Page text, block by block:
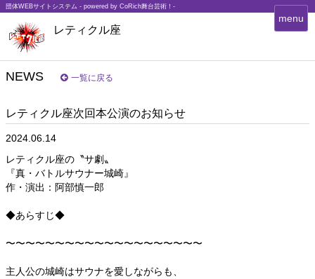
団体WEBサイトシステム - powered by CoRich舞台芸術！-
レティクル座
T
o
g
menu
NEWS 一覧に戻る
レティクル座次回本公演のお知らせ
2024.06.14
レティクル座の〝サ劇〟
『真・バトルサウナー城崎』
作・演出：阿部慎一郎
◆あらすじ◆
〜〜〜〜〜〜〜〜〜〜〜〜〜〜〜〜〜〜〜〜
主人公の城崎はサウナを愛しながらも、